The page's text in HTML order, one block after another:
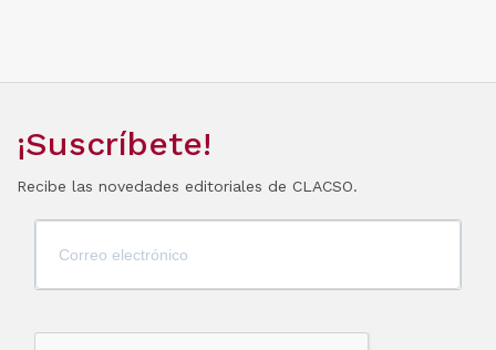
¡Suscríbete!
Recibe las novedades editoriales de CLACSO.